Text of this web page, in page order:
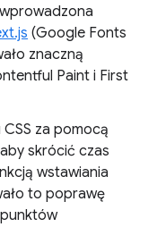
(Google Fonts
znaczną
Paint i First
za pomocą
skrócić czas
wstawiania
to poprawę